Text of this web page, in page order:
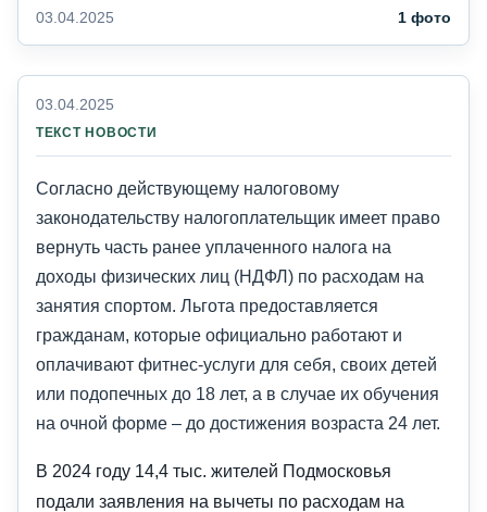
03.04.2025 1 фото
03.04.2025
ТЕКСТ НОВОСТИ
Согласно действующему налоговому
законодательству налогоплательщик имеет право
вернуть часть ранее уплаченного налога на
доходы физических лиц (НДФЛ) по расходам на
занятия спортом. Льгота предоставляется
гражданам, которые официально работают и
оплачивают фитнес-услуги для себя, своих детей
или подопечных до 18 лет, а в случае их обучения
на очной форме – до достижения возраста 24 лет.
В 2024 году 14,4 тыс. жителей Подмосковья
подали заявления на вычеты по расходам на